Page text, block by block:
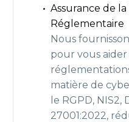
Assurance de
Réglementaire
Nous
pour vous
matière de
le RGPD, NIS2,
27001:2022,